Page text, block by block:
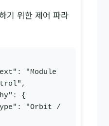
기 위한 제어 파라